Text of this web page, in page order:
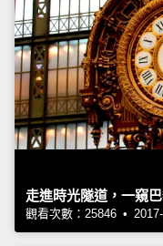
走進時光隧道，一窺
觀看次數：25846 •